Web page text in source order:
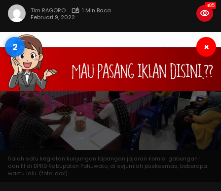
Tim RAGORO
1 Min Baca
Februari 9, 2022
485
1 ×
Salah satu kegiatan kunjungan lapangan jajaran komisi gabungan I
dan III di DPRD Kabupaten Pohuwato, di sejumlah puskesmas, beberapa
waktu lalu. (foto: dok)